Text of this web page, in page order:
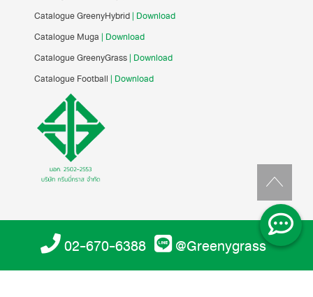
02-670-6388 @Greenygrass
Catalogue GreenyHybrid| Download
Catalogue Muga | Download
Catalogue GreenyGrass| Download
Catalogue Football | Download